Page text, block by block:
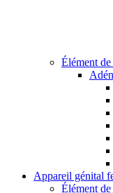
Élément de
Appareil génital
Élément de